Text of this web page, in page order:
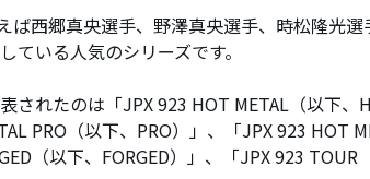
ば西郷真央選手、野澤真央選手、時松隆光
ている人気のシリーズです。
されたのは「JPX 923 HOT METAL（以下、
PRO（以下、PRO）」、「JPX 923 HOT
（以下、FORGED）」、「JPX 923 TOUR